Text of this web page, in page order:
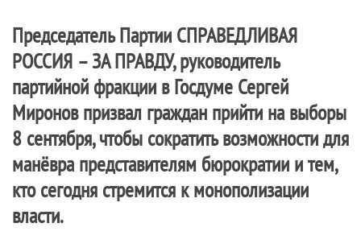
Председатель Партии СПРАВЕДЛИВАЯ
РОССИЯ – ЗА ПРАВДУ, руководитель
партийной фракции в Госдуме Сергей
Миронов призвал граждан прийти на выборы
8 сентября, чтобы сократить возможности для
манёвра представителям бюрократии и тем,
кто сегодня стремится к монополизации
власти.